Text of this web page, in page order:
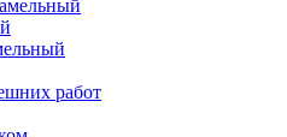
работ